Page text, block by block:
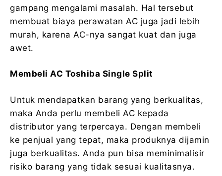
gampang mengalami masalah. Hal tersebut
membuat biaya perawatan AC juga jadi lebih
murah, karena AC-nya sangat kuat dan juga
awet.
Membeli AC Toshiba Single Split
Untuk mendapatkan barang yang berkualitas,
maka Anda perlu membeli AC kepada
distributor yang terpercaya. Dengan membeli
ke penjual yang tepat, maka produknya dijamin
juga berkualitas. Anda pun bisa meminimalisir
risiko barang yang tidak sesuai kualitasnya.